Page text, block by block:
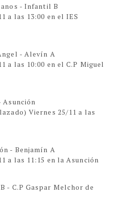
- Infantil B
a las 13:00 en el IES
- Alevín A
a las 10:00 en el C.P Miguel
Asunción
Viernes 25/11 a las
- Benjamín A
a las 11:15 en la Asunción
- C.P Gaspar Melchor de